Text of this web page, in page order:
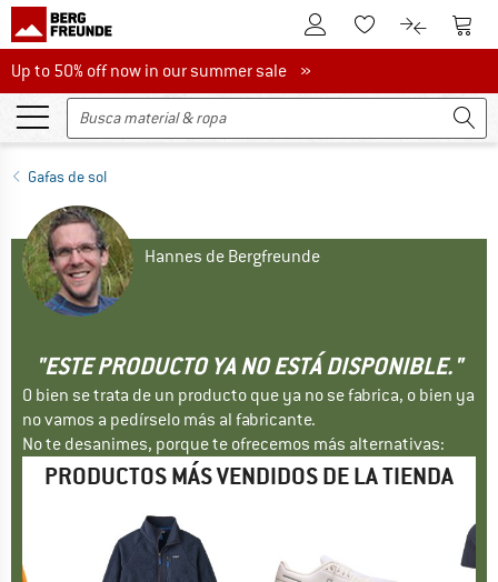
A la cuenta de cliente
A la lista de
A la A la
Up to 50% off now in our summer sale
Up to 50% off now in our summer sale »
Gafas de sol
Hannes de Bergfreunde
"ESTE PRODUCTO YA NO ESTÁ DISPONIBLE."
O bien se trata de un producto que ya no se fabrica, o bien ya
no vamos a pedírselo más al fabricante.
No te desanimes, porque te ofrecemos más alternativas:
PRODUCTOS MÁS VENDIDOS DE LA TIENDA